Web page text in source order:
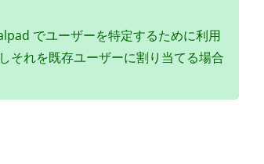
でユーザーを特定するために利用
それを既存ユーザーに割り当てる場合